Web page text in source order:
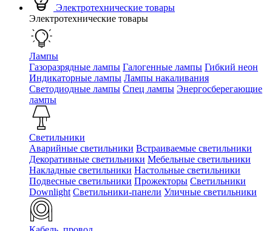
Электротехнические товары
Электротехнические товары
Лампы
Газоразрядные лампы Галогенные лампы Гибкий неон
Индикаторные лампы Лампы накаливания
Светодиодные лампы Спец лампы Энергосберегающие
лампы
Светильники
Аварийные светильники Встраиваемые светильники
Декоративные светильники Мебельные светильники
Накладные светильники Настольные светильники
Подвесные светильники Прожекторы Светильники
Downlight Светильники-панели Уличные светильники